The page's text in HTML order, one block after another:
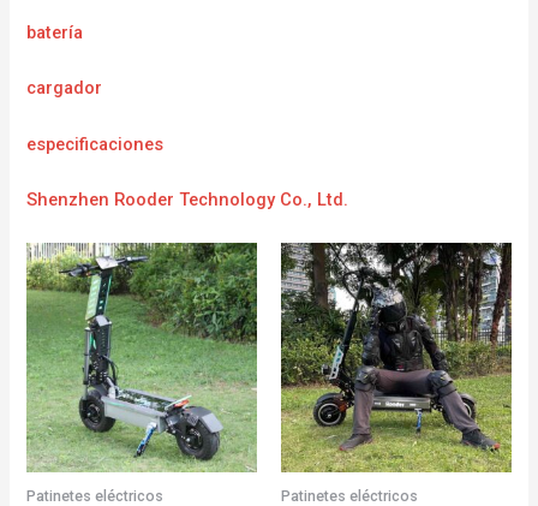
batería
cargador
especificaciones
Shenzhen Rooder Technology Co., Ltd.
Patinetes eléctricos Patinetes eléctricos